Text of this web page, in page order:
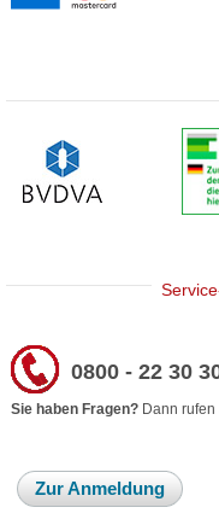
0800 - 22 30
Sie haben Fragen? Dann
Zur Anmeldung